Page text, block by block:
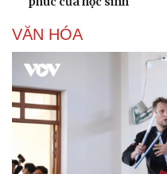
VĂN HÓA